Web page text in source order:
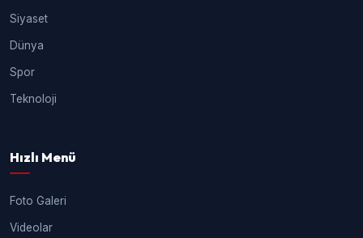
Siyaset
Dünya
Spor
Teknoloji
Hızlı Menü
Foto Galeri
Videolar